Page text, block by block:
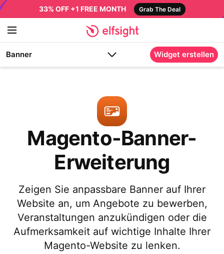
33% OFF +1 FREE MONTH Grab The Deal
Banner Widget erstellen
Magento-Banner-
Erweiterung
Zeigen Sie anpassbare Banner auf Ihrer
Website an, um Angebote zu bewerben,
Veranstaltungen anzukündigen oder die
Aufmerksamkeit auf wichtige Inhalte Ihrer
Magento-Website zu lenken.